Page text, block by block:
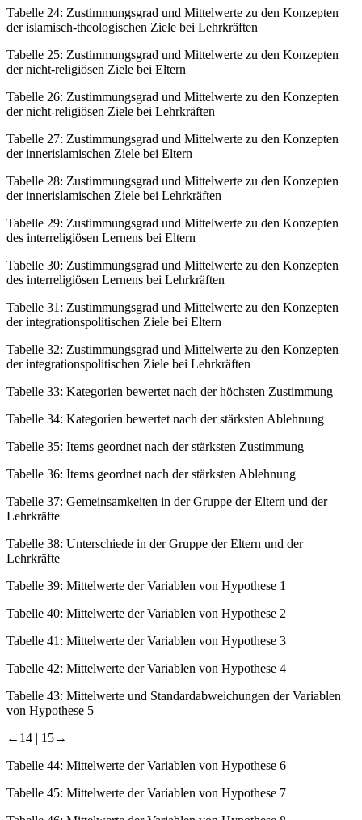
Tabelle 24: Zustimmungsgrad und Mittelwerte zu den Konzepten
der islamisch-theologischen Ziele bei Lehrkräften
Tabelle 25: Zustimmungsgrad und Mittelwerte zu den Konzepten
der nicht-religiösen Ziele bei Eltern
Tabelle 26: Zustimmungsgrad und Mittelwerte zu den Konzepten
der nicht-religiösen Ziele bei Lehrkräften
Tabelle 27: Zustimmungsgrad und Mittelwerte zu den Konzepten
der innerislamischen Ziele bei Eltern
Tabelle 28: Zustimmungsgrad und Mittelwerte zu den Konzepten
der innerislamischen Ziele bei Lehrkräften
Tabelle 29: Zustimmungsgrad und Mittelwerte zu den Konzepten
des interreligiösen Lernens bei Eltern
Tabelle 30: Zustimmungsgrad und Mittelwerte zu den Konzepten
des interreligiösen Lernens bei Lehrkräften
Tabelle 31: Zustimmungsgrad und Mittelwerte zu den Konzepten
der integrationspolitischen Ziele bei Eltern
Tabelle 32: Zustimmungsgrad und Mittelwerte zu den Konzepten
der integrationspolitischen Ziele bei Lehrkräften
Tabelle 33: Kategorien bewertet nach der höchsten Zustimmung
Tabelle 34: Kategorien bewertet nach der stärksten Ablehnung
Tabelle 35: Items geordnet nach der stärksten Zustimmung
Tabelle 36: Items geordnet nach der stärksten Ablehnung
Tabelle 37: Gemeinsamkeiten in der Gruppe der Eltern und der
Lehrkräfte
Tabelle 38: Unterschiede in der Gruppe der Eltern und der
Lehrkräfte
Tabelle 39: Mittelwerte der Variablen von Hypothese 1
Tabelle 40: Mittelwerte der Variablen von Hypothese 2
Tabelle 41: Mittelwerte der Variablen von Hypothese 3
Tabelle 42: Mittelwerte der Variablen von Hypothese 4
Tabelle 43: Mittelwerte und Standardabweichungen der Variablen
von Hypothese 5
←14 | 15→
Tabelle 44: Mittelwerte der Variablen von Hypothese 6
Tabelle 45: Mittelwerte der Variablen von Hypothese 7